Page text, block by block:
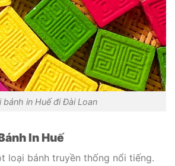
bánh in Huế đi Đài Loan
In Huế
loại bánh truyền thống nổi tiếng.